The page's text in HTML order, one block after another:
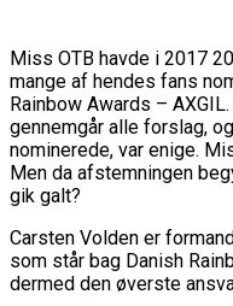
Miss OTB havde i 2017
mange af hendes fans
Rainbow Awards –
gennemgår alle forslag,
nominerede, var enige.
Men da afstemningen
gik galt?
Carsten Volden er
som står bag Danish
dermed den øverste